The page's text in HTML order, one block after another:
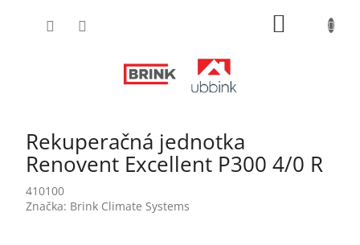
Rekuperačná jednotka
Renovent Excellent P300 4/0 R
410100
Značka: Brink Climate Systems